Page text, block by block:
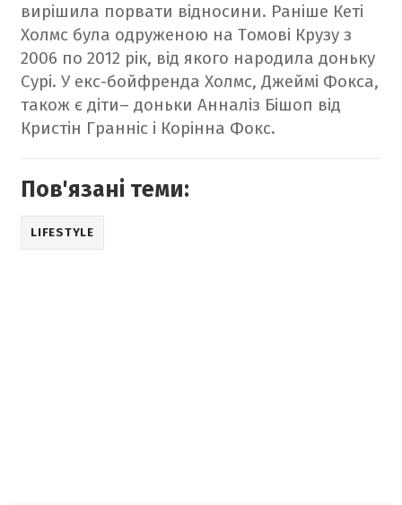
вирішила порвати відносини. Раніше Кеті
Холмс була одруженою на Томові Крузу з
2006 по 2012 рік, від якого народила доньку
Сурі. У екс-бойфренда Холмс, Джеймі Фокса,
також є діти– доньки Анналіз Бішоп від
Кристін Гранніс і Корінна Фокс.
Пов'язані теми:
LIFESTYLE